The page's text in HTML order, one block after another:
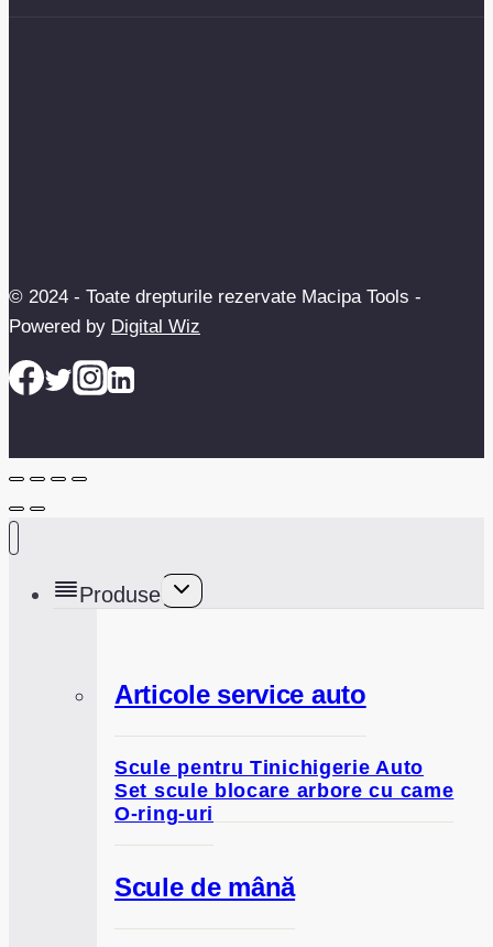
© 2024 - Toate drepturile rezervate Macipa Tools -
Powered by Digital Wiz
Produse
Toggle
Articole service auto
Scule pentru Tinichigerie Auto
Set scule blocare arbore cu came
O-ring-uri
Scule de mână